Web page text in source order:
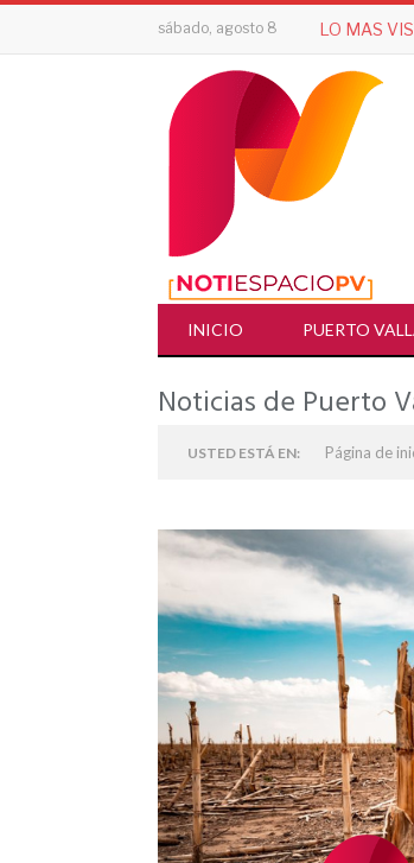
sábado, agosto 8 LO MAS
INICIO PUERTO
Noticias de Puerto
USTED ESTÁ EN: Página de